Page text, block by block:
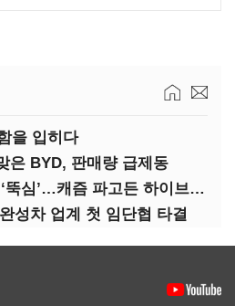
을 입히다
은 BYD, 판매량 급제동
독일차 넘은 현대차 ‘뚝심’…캐즘 파고든 하이브리드 역전극
성차 업계 첫 임단협 타결